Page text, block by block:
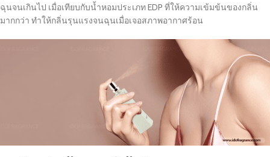
ฉุนจนเกินไป เมื่อเทียบกับน้ำหอมประเภท EDP ที่ให้ความเข้มข้นของกลิ่น
มากกว่า ทำให้กลิ่นรุนแรงจนฉุนเมื่อเจอสภาพอากาศร้อน